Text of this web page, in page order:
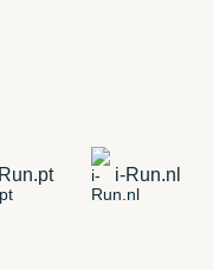
i-Run.nl